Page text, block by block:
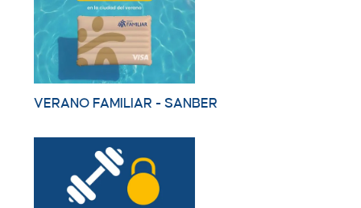
VERANO FAMILIAR - SANBER